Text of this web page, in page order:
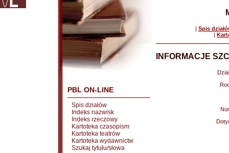
PBL ON-LINE
Spis działów
Indeks nazwisk
Indeks rzeczowy
Kartoteka czasopism
Kartoteka teatrów
Kartoteka wydawnictw
Szukaj tytułu/słowa
| Spis
|
INFORMACJE